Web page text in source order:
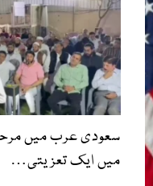
سعودی عرب میں
میں ایک تعزیتی…